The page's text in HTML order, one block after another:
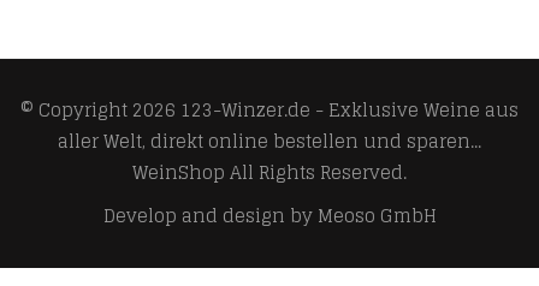
© Copyright 2026 123-Winzer.de - Exklusive Weine aus
aller Welt, direkt online bestellen und sparen...
WeinShopAll Rights Reserved.
Develop and design byMeoso GmbH